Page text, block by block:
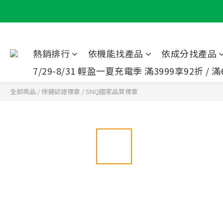
熱銷排行 依機能找產品
依成分找產品
7/29-8/31 輕盈一夏充電季 滿3999享92折 /
全部商品 /保健認證標章 /SNQ國家品質標章